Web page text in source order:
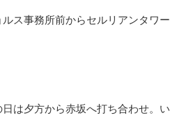
ス事務所前からセルリアンタワー
は夕方から赤坂へ打ち合わせ。い